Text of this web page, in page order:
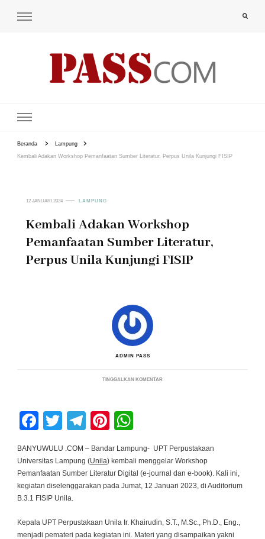
Beranda Lampung
Kembali Adakan Workshop Pemanfaatan Sumber Literatur, Perpus Unila Kunjungi FISIP
12 JANUARI 2024 LAMPUNG
Kembali Adakan Workshop
Pemanfaatan Sumber Literatur,
Perpus Unila Kunjungi FISIP
ADMIN PASS
TINGGALKAN KOMENTARPADA
UNILA
KUNJUNGI
FISIP
Facebook
TwitterTelegram
Pinterest
BANYUWULU .COM – Bandar Lampung- UPT Perpustakaan
Universitas Lampung (Unila) kembali menggelar Workshop
Pemanfaatan Sumber Literatur Digital (e-journal dan e-book). Kali ini,
kegiatan diselenggarakan pada Jumat, 12 Januari 2023, di Auditorium
B.3.1 FISIP Unila.
Kepala UPT Perpustakaan Unila Ir. Khairudin, S.T., M.Sc., Ph.D., Eng.,
menjadi pemateri pada kegiatan ini. Materi yang disampaikan yakni